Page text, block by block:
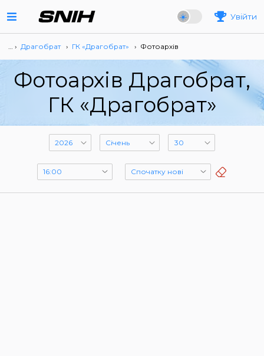
Увійти
… › Драгобрат › ГК «Драгобрат» › Фотоархів
Фотоархів Драгобрат,
ГК «Драгобрат»